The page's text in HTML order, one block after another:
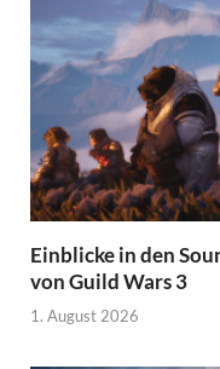
Einblicke in den
von Guild Wars 3
1. August 2026